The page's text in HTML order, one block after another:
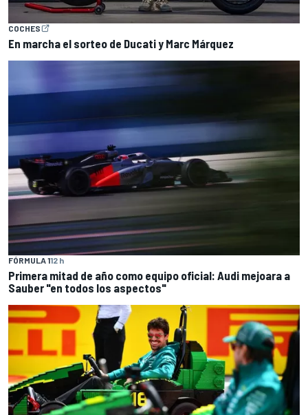
COCHES
En marcha el sorteo de Ducati y Marc Márquez
FÓRMULA 112 h
Primera mitad de año como equipo oficial: Audi mejoara a
Sauber "en todos los aspectos"